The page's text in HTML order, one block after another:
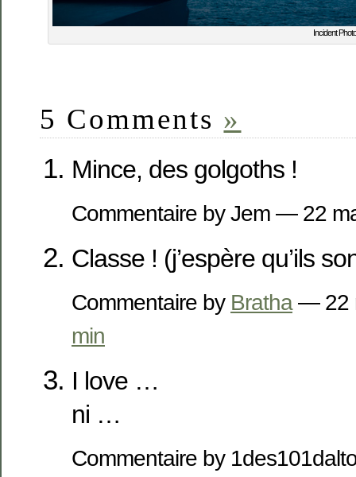
Incident
5 Comments »
Mince, des golgoths !
Commentaire by Jem — 22
Classe ! (j’espère qu’ils
Commentaire by Bratha— 22
min
I love …
ni …
Commentaire by